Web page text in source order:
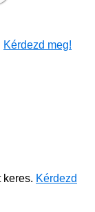
Kérdezd meg!
keres. Kérdezd